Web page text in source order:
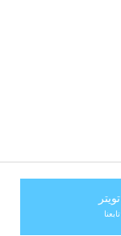
تويتر
تابعنا